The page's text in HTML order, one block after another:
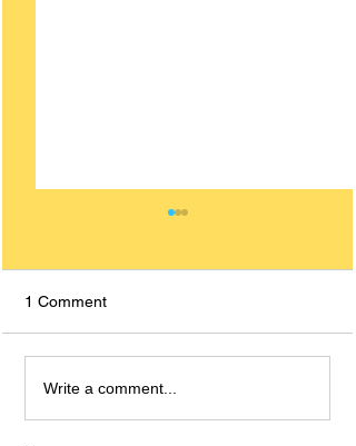
A1 German Reading
1 Comment
Write a comment...